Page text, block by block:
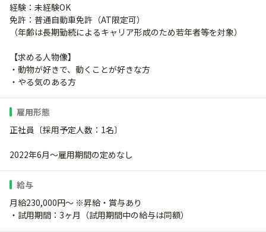
経験：未経験OK
免許：普通自動車免許（AT限定可）
（年齢は長期勤続によるキャリア形成のため若年者等を対象）
【求める人物像】
・動物が好きで、動くことが好きな方
・やる気のある方
雇用形態
正社員〔採用予定人数：1名〕
2022年6月～雇用期間の定めなし
給与
月給230,000円～ ※昇給・賞与あり
・試用期間：3ヶ月（試用期間中の給与は同額）